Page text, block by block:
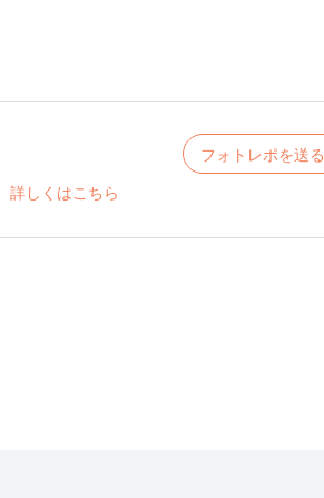
フォトレポを送る
詳しくはこちら